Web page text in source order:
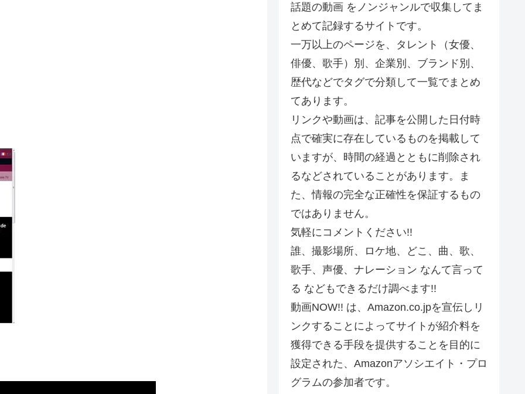
話題の動画 をノンジャンルで収集してま
とめて記録するサイトです。
一万以上のページを、タレント（女優、
俳優、歌手）別、企業別、ブランド別、
歴代などでタグで分類して一覧でまとめ
てあります。
リンクや動画は、記事を公開した日付時
点で確実に存在しているものを掲載して
いますが、時間の経過とともに削除され
るなどされていることがあります。ま
た、情報の完全な正確性を保証するもの
ではありません。
気軽にコメントください!!
誰、撮影場所、ロケ地、どこ、曲、歌、
歌手、声優、ナレーション なんて言って
る などもできるだけ調べます!!
動画NOW!! は、Amazon.co.jpを宣伝しリ
ンクすることによってサイトが紹介料を
獲得できる手段を提供することを目的に
設定された、Amazonアソシエイト・プロ
グラムの参加者です。